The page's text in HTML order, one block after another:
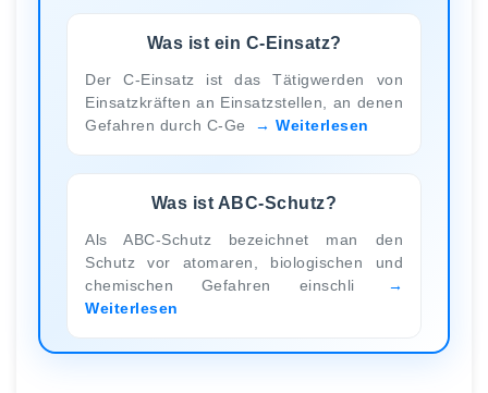
Was ist ein C-Einsatz?
Der C-Einsatz ist das Tätigwerden von
Einsatzkräften an Einsatzstellen, an denen
Gefahren durch C-Ge
Weiterlesen
Was ist ABC-Schutz?
Als ABC-Schutz bezeichnet man den
Schutz vor atomaren, biologischen und
chemischen Gefahren einschli
Weiterlesen